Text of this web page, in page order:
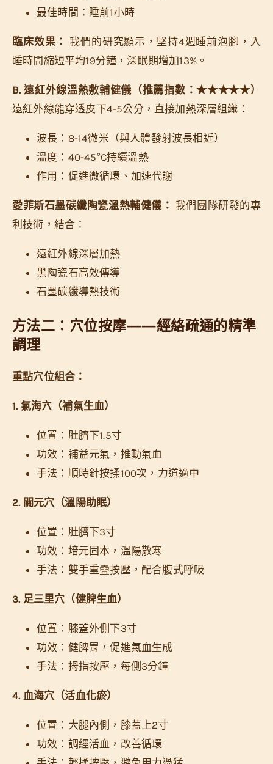
最佳時間：睡前1小時
臨床效果： 我們的研究顯示，堅持4週睡前泡腳，入
睡時間縮短平均19分鐘，深眠期增加13%。
B. 遠紅外線溫熱敷輔健儀（推薦指數：★★★★★）
遠紅外線能穿透皮下4-5公分，直接加熱深層組織：
波長：8-14微米（與人體發射波長相近）
溫度：40-45°C持續溫熱
作用：促進微循環、加速代謝
愛菲斯石墨碳纖陶瓷溫熱輔健儀： 我們團隊研發的專
利技術，結合：
遠紅外線深層加熱
黑陶瓷石高效傳導
石墨碳纖導熱技術
方法二：穴位按摩——經絡疏通的精準
調理
重點穴位組合：
1. 氣海穴（補氣生血）
位置：肚臍下1.5寸
功效：補益元氣，推動氣血
手法：順時針按揉100次，力道適中
2. 關元穴（溫陽助眠）
位置：肚臍下3寸
功效：培元固本，溫陽散寒
手法：雙手重疊按壓，配合腹式呼吸
3. 足三里穴（健脾生血）
位置：膝蓋外側下3寸
功效：健脾胃，促進氣血生成
手法：拇指按壓，每側3分鐘
4. 血海穴（活血化瘀）
位置：大腿內側，膝蓋上2寸
功效：調經活血，改善循環